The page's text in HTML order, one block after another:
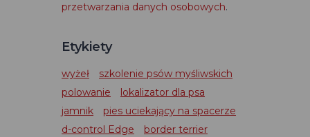
przetwarzania danych osobowych.
Etykiety
wyżeł
szkolenie psów myśliwskich
polowanie
lokalizator dla psa
jamnik
pies uciekający na spacerze
d-control Edge
border terrier